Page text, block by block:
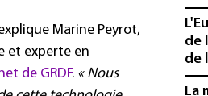
Marine Peyrot,
et experte en
de GRDF. « Nous
de
de
La